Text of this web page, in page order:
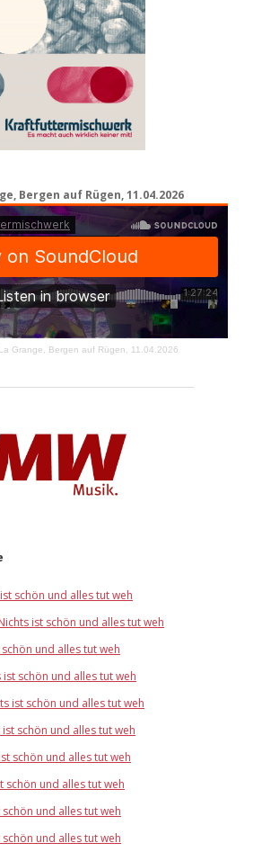
Bergen auf Rügen, 11.04.2026
Grange, Bergen auf Rügen, 11.04.2026
schön und alles tut weh
ist schön und alles tut weh
und alles tut weh
ist schön und alles tut weh
ist schön und alles tut weh
ist schön und alles tut weh
schön und alles tut weh
schön und alles tut weh
schön und alles tut weh
schön und alles tut weh